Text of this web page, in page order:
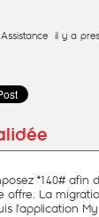
il y a
*140# afin
offre. La
l'application